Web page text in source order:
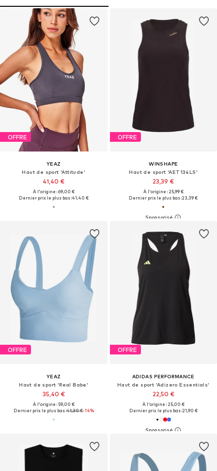
OFFRE
YEAZ
Haut de sport 'Attitude'
41,40 €
À l'origine : 69,00 €
Dernier prix le plus bas :41,40 €
OFFRE
WINSHAPE
Haut de sport 'AET134LS'
23,39 €
À l'origine : 25,99 €
Dernier prix le plus bas :23,39 €
OFFRE
YEAZ
Haut de sport 'Real Babe'
35,40 €
À l'origine : 59,00 €
Dernier prix le plus bas :41,30 €-14%
OFFRE
ADIDAS PERFORMANCE
Haut de sport 'Adizero Essentials'
22,50 €
À l'origine : 25,00 €
Dernier prix le plus bas :21,90 €